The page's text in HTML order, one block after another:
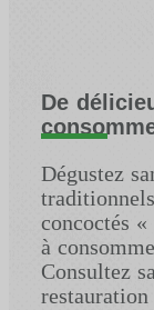
De
Dégustez
concoctés
à
Consultez
restauration